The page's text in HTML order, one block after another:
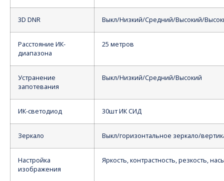
3D DNR Выкл/Низкий/Средний/Высокий/
Расстояние ИК-
диапазона
25 метров
Устранение
запотевания
Выкл/Низкий/Средний/Высокий
ИК-светодиод 30шт ИК СИД
Зеркало Выкл/горизонтальное зеркало/
Настройка
изображения
Яркость, контрастность, резкость,